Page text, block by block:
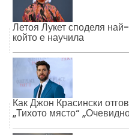
Летоя Лукет споделя
който е научила
Как Джон Красински
„Тихото място“